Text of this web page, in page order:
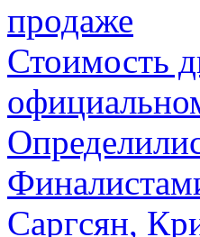
продаже
Стоимость
Саргсян,